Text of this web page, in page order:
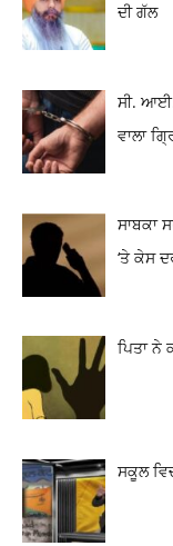
ਦੀ ਗੱਲ
ਸੀ. ਆਈ.
ਵਾਲਾ
ਸਾਬਕਾ
‘ਤੇ ਕੇਸ
ਪਿਤਾ ਨੇ
ਸਕੂਲ